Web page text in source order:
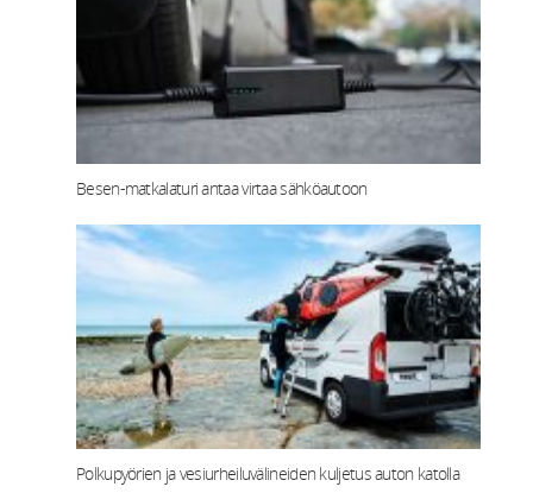
Besen-matkalaturi antaa virtaa sähköautoon
Polkupyörien ja vesiurheiluvälineiden kuljetus auton katolla